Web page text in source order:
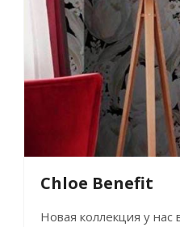
Chloe Benefit
Новая коллекция у нас